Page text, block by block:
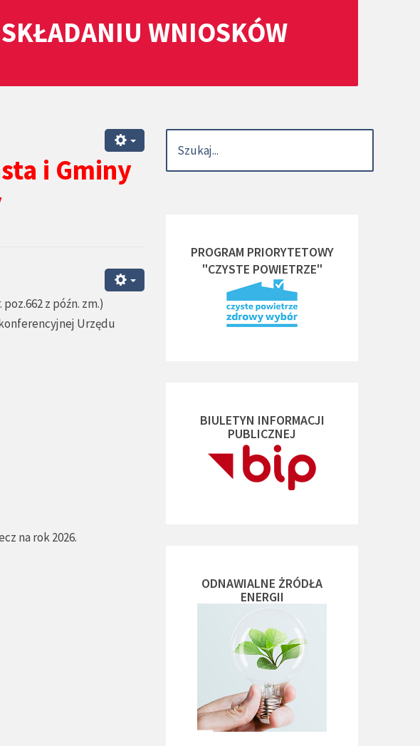
WNIOSKÓW
i Gminy
z późn. zm.)
konferencyjnej Urzędu
na rok 2026.
PROGRAM PRIORYTETOWY
"CZYSTE POWIETRZE"
BIULETYN INFORMACJI
PUBLICZNEJ
ODNAWIALNE ŻRÓDŁA
ENERGII